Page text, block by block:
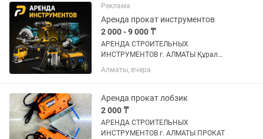
18:00. Подробнее на...
Реклама
Аренда прокат инструментов
2 000 - 9 000 ₸
АРЕНДА СТРОИТЕЛЬНЫХ
ИНСТРУМЕНТОВ г. АЛМАТЫ Құрал
саймандар жалға береміз Адрес: Аксай
1а 27 Б/1 ( напротив кар сити) Быстро,
состоянии Надёжный инструмент для...
Алматы, вчера
Аренда прокат лобзик
2 000 ₸
АРЕНДА СТРОИТЕЛЬНЫХ
ИНСТРУМЕНТОВ г. АЛМАТЫ ПРОКАТ